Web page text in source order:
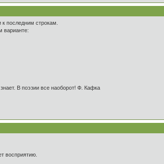
последним строкам.
варианте:
В поэзии все наоборот! Ф. Кафка
восприятию.